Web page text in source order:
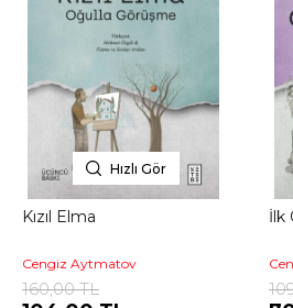
Hızlı Gör
Kızıl Elma
Cengiz Aytmatov
160,00 TL
İlk